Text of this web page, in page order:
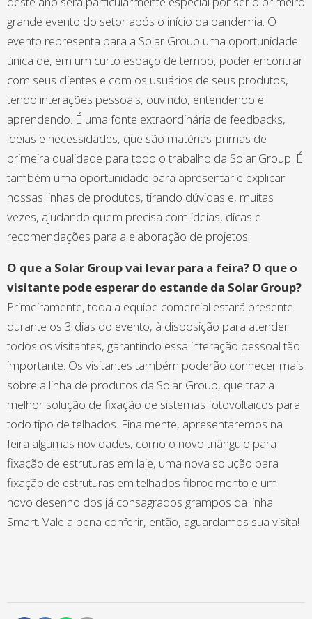
grande evento do setor após o início da pandemia. O
evento representa para a Solar Group uma oportunidade
única de, em um curto espaço de tempo, poder encontrar
com seus clientes e com os usuários de seus produtos,
tendo interações pessoais, ouvindo, entendendo e
aprendendo. É uma fonte extraordinária de feedbacks,
ideias e necessidades, que são matérias-primas de
primeira qualidade para todo o trabalho da Solar Group. É
também uma oportunidade para apresentar e explicar
nossas linhas de produtos, tirando dúvidas e, muitas
vezes, ajudando quem precisa com ideias, dicas e
recomendações para a elaboração de projetos.
O que a Solar Group vai levar para a feira? O que o
visitante pode esperar do estande da Solar Group?
Primeiramente, toda a equipe comercial estará presente
durante os 3 dias do evento, à disposição para atender
todos os visitantes, garantindo essa interação pessoal tão
importante. Os visitantes também poderão conhecer mais
sobre a linha de produtos da Solar Group, que traz a
melhor solução de fixação de sistemas fotovoltaicos para
todo tipo de telhados. Finalmente, apresentaremos na
feira algumas novidades, como o novo triângulo para
fixação de estruturas em laje, uma nova solução para
fixação de estruturas em telhados fibrocimento e um
novo desenho dos já consagrados grampos da linha
Smart. Vale a pena conferir, então, aguardamos sua visita!